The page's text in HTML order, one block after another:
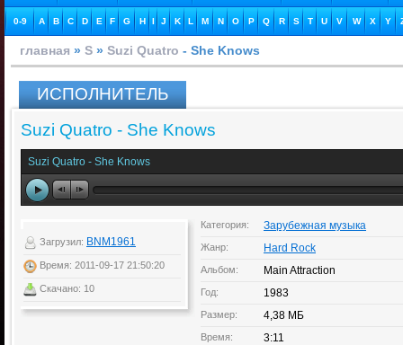
0-9 A B C D E F G H I J K L M N O P Q R S T U V W X Y
главная » S » Suzi Quatro - She Knows
ИСПОЛНИТЕЛЬ
Suzi Quatro - She Knows
Suzi Quatro - She Knows
Загрузил: BNM1961
Время: 2011-09-17 21:50:20
Скачано: 10
Категория: Зарубежная музыка
Жанр: Hard Rock
Альбом: Main Attraction
Год: 1983
Размер: 4,38 МБ
Время: 3:11